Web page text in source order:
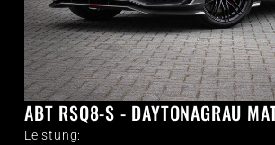
ABT RSQ8-S - DAYTONAGRAU
Leistung: